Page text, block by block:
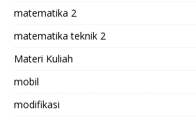
matematika 2
matematika teknik 2
Materi Kuliah
mobil
modifikasi